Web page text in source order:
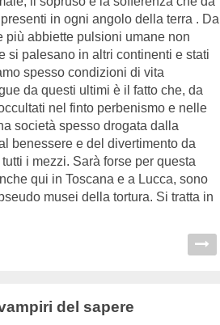
in ogni angolo della terra . Da
più abbiette pulsioni umane non
si palesano in altri continenti e stati
spesso condizioni di vita
da questi ultimi è il fatto che, da
nel finto perbenismo e nelle
società spesso drogata dalla
benessere e del divertimento da
i mezzi. Sarà forse per questa
qui in Toscana e a Lucca, sono
musei della tortura. Si tratta in
del sapere